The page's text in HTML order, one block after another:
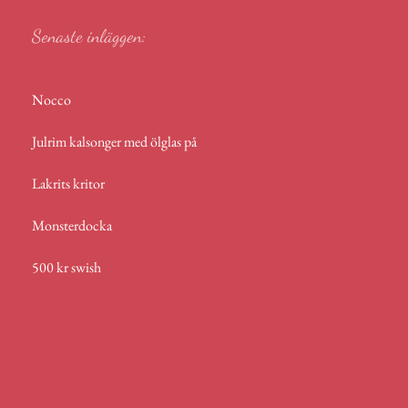
Senaste inläggen:
Nocco
Julrim kalsonger med ölglas på
Lakrits kritor
Monsterdocka
500 kr swish